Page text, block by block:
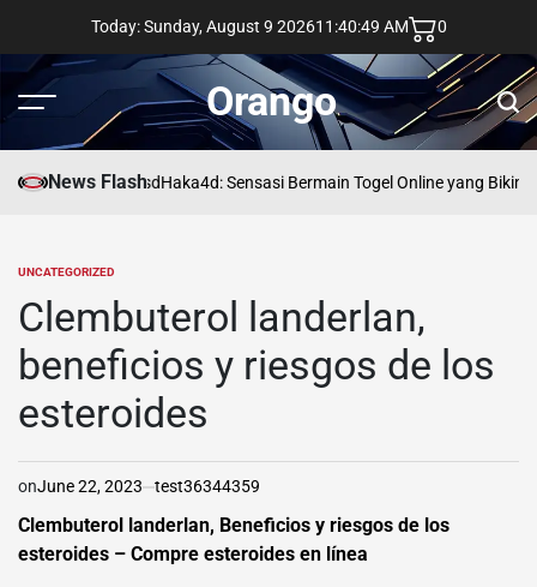
content
Today: Sunday, August 9 202611 :40:50 AM 0
Menu Orango
News FlashasdHaka4d: Sensasi Bermain Togel Online yang Bikin
POSTED
UNCATEGORIZED
Clembuterol landerlan,
beneficios y riesgos de los
esteroides
onJune 22, 2023 test36344359
Clembuterol landerlan, Beneficios y riesgos de los
esteroides – Compre esteroides en línea